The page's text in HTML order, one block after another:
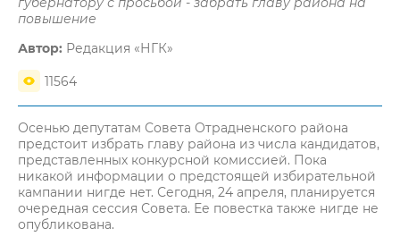
повышение
Автор: Редакция «НГК»
11564
Осенью депутатам Совета Отрадненского района
предстоит избрать главу района из числа кандидатов,
представленных конкурсной комиссией. Пока
никакой информации о предстоящей избирательной
кампании нигде нет. Сегодня, 24 апреля, планируется
очередная сессия Совета. Ее повестка также нигде не
опубликована.